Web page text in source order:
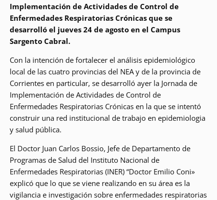
Implementación de Actividades de Control de
Enfermedades Respiratorias Crónicas que se
desarrolló el jueves 24 de agosto en el Campus
Sargento Cabral.
Con la intención de fortalecer el análisis epidemiológico
local de las cuatro provincias del NEA y de la provincia de
Corrientes en particular, se desarrolló ayer la Jornada de
Implementación de Actividades de Control de
Enfermedades Respiratorias Crónicas en la que se intentó
construir una red institucional de trabajo en epidemiologia
y salud pública.
El Doctor Juan Carlos Bossio, Jefe de Departamento de
Programas de Salud del Instituto Nacional de
Enfermedades Respiratorias (INER) “Doctor Emilio Coni»
explicó que lo que se viene realizando en su área es la
vigilancia e investigación sobre enfermedades respiratorias